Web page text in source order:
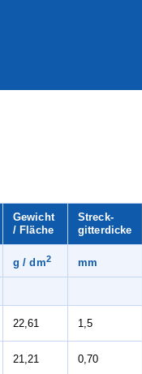
Gewicht
/ Fläche
Streck-
gitterdicke
g / dm2 mm
22,61 1,5
21,21 0,70